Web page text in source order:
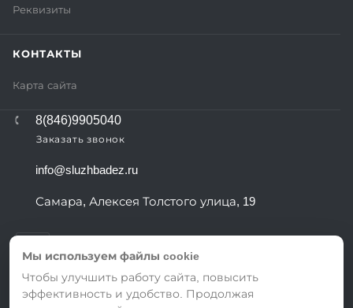
Реквизиты
КОНТАКТЫ
Карта сайта
8(846)9905040
Заказать звонок
info@sluzhbadez.ru
Самара, Алексея Толстого улица, 19
ВЕРСИЯ ДЛЯ ПЕЧАТИ
Мы используем файлы cookie
Чтобы улучшить работу сайта, повысить
эффективность и удобство. Продолжая